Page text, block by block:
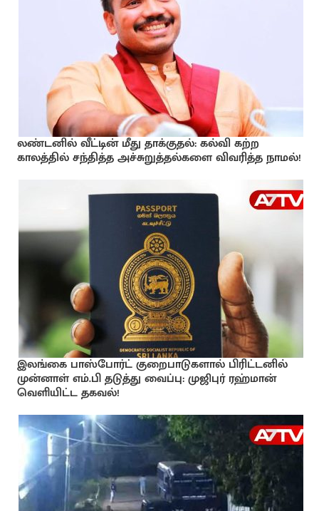
லண்டனில் வீட்டின் மீது தாக்குதல்: கல்வி கற்ற
காலத்தில் சந்தித்த அச்சுறுத்தல்களை விவரித்த நாமல்!
இலங்கை பாஸ்போர்ட் குறைபாடுகளால் பிரிட்டனில்
முன்னாள் எம்.பி தடுத்து வைப்பு: முஜிபுர் ரஹ்மான்
வெளியிட்ட தகவல்!